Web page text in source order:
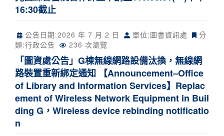
16:30截止
公告日期:2026 年 7 月 2 日 單位:圖書資訊處
分
類:行政公告 236 次瀏覽
「圖資處公告」G棟無線網路設備汰換，無線網
路裝置重新綁定通知 【Announcement–Office
of Library and Information Services】Replac
ement of Wireless Network Equipment in Buil
ding G，Wireless device rebinding notificatio
n